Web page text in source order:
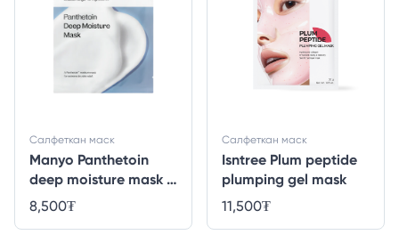
Manyo Panthetoin
deep moisture mask -
1ширхэг
Салфеткан маск
8,500₮
Isntree Plum peptide
plumping gel mask
Салфеткан маск
11,500₮